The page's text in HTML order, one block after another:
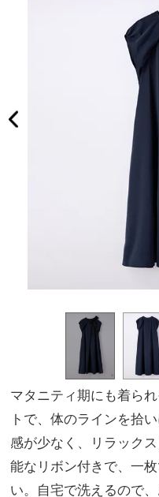
マタニティ期にも着ら
トで、体のラインを拾
感が少なく、リラック
能なリボン付きで、一
い。自宅で洗えるので